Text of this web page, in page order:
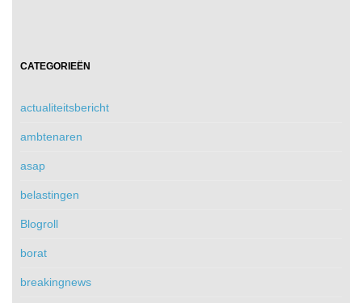
CATEGORIEËN
actualiteitsbericht
ambtenaren
asap
belastingen
Blogroll
borat
breakingnews